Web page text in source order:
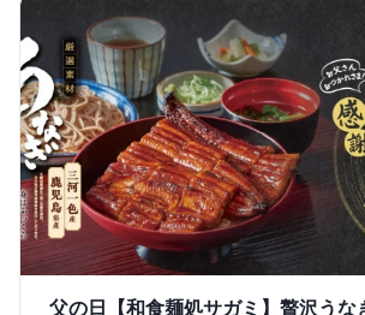
父の日【和食麺処サガミ】贅沢うな